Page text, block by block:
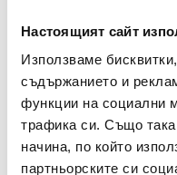
Настоящият сайт
Използваме
съдържанието и
функции на социални
трафика си. Също
начина, по който
партньорските си
2021-